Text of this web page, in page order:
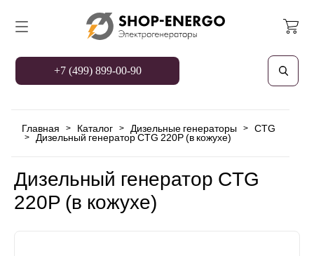
+7 (499) 899-00-90
Главная > Каталог > Дизельные генераторы > CTG
> Дизельный генератор CTG 220P (в кожухе)
Дизельный генератор CTG
220P (в кожухе)